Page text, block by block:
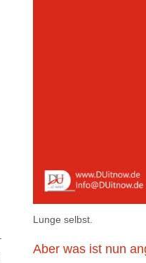
Lunge selbst.
Aber was ist nun